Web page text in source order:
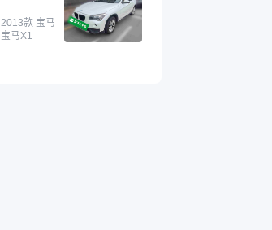
我买的是宝马X1，主要看中
它的价格和公里数比较合
适。另外，瓜子承诺无火
2013款 宝马
宝马X1